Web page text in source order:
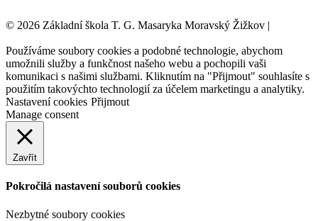
© 2026 Základní škola T. G. Masaryka Moravský Žižkov |
Používáme soubory cookies a podobné technologie, abychom
umožnili služby a funkčnost našeho webu a pochopili vaši
komunikaci s našimi službami. Kliknutím na "Přijmout" souhlasíte s
použitím takovýchto technologií za účelem marketingu a analytiky.
Nastavení cookies Přijmout
Manage consent
Zavřít
Pokročilá nastavení souborů cookies
Nezbytné soubory cookies